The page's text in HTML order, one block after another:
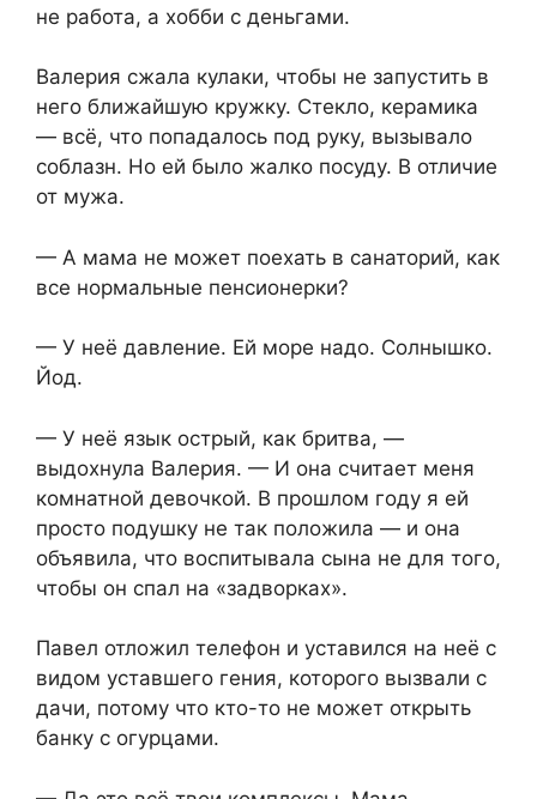
не работа, а хобби с деньгами.
Валерия сжала кулаки, чтобы не запустить в
него ближайшую кружку. Стекло, керамика
— всё, что попадалось под руку, вызывало
соблазн. Но ей было жалко посуду. В отличие
от мужа.
— А мама не может поехать в санаторий, как
все нормальные пенсионерки?
— У неё давление. Ей море надо. Солнышко.
Йод.
— У неё язык острый, как бритва, —
выдохнула Валерия. — И она считает меня
комнатной девочкой. В прошлом году я ей
просто подушку не так положила — и она
объявила, что воспитывала сына не для того,
чтобы он спал на «задворках».
Павел отложил телефон и уставился на неё с
видом уставшего гения, которого вызвали с
дачи, потому что кто-то не может открыть
банку с огурцами.